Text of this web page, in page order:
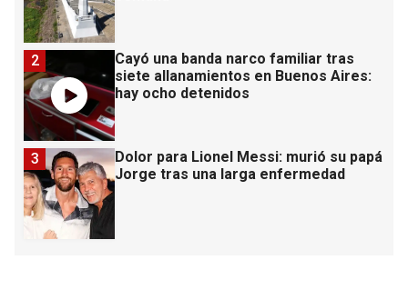
Cayó una banda narco familiar tras
siete allanamientos en Buenos Aires:
hay ocho detenidos
2
Dolor para Lionel Messi: murió su papá
Jorge tras una larga enfermedad
3